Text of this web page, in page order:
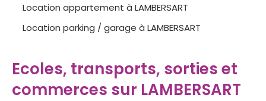
Location appartement à LAMBERSART
Location parking / garage à LAMBERSART
Ecoles, transports, sorties et
commerces sur LAMBERSART